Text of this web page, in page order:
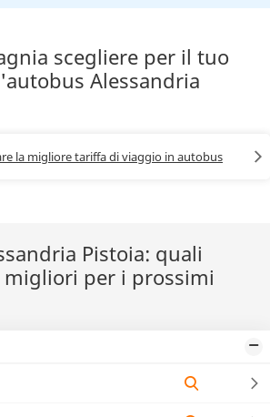
scegliere per il tuo
Alessandria
la migliore tariffa di viaggio in autobus
Pistoia: quali
migliori per i prossimi